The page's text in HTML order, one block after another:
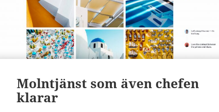
Molntjänst som även chefen
klarar